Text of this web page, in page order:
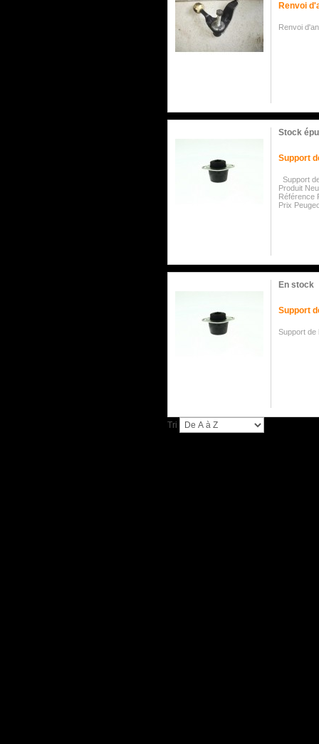
Renvoi
Renvoi
Stock
Support
Support
Produit
Référence
Prix
En stock
Support
Support de
Tri